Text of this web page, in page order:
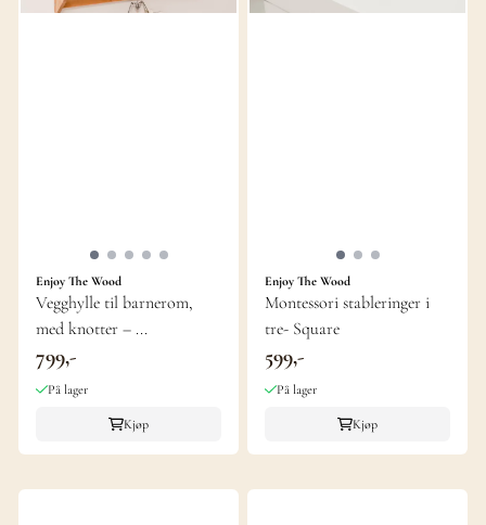
Enjoy The Wood
Vegghylle til barnerom,
med knotter – ...
799,-
På lager
Kjøp
Enjoy The Wood
Montessori stableringer i
tre- Square
599,-
På lager
Kjøp